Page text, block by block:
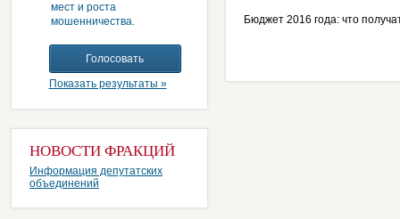
мест и роста
мошенничества.
Показать результаты »
НОВОСТИ ФРАКЦИЙ
Информация депутатских
объединений
Бюджет 2016 года: что